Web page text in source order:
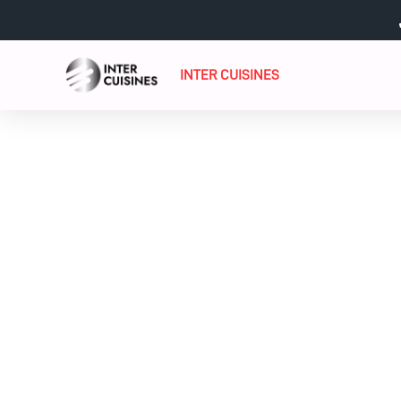
INTER CUISINES
Lyon – Restaurant